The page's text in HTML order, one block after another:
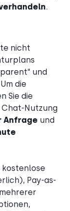
.
nicht
und
die
Sie die
Nutzung
Anfrage und
Pay-as-